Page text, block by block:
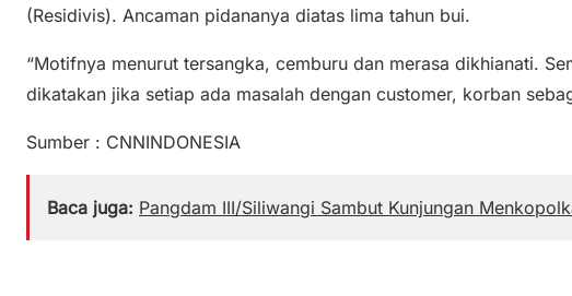
(Residivis). Ancaman pidananya diatas lima tahun bui.
“Motifnya menurut tersangka, cemburu dan merasa dikhianati.
dikatakan jika setiap ada masalah dengan customer, korban
Sumber : CNNINDONESIA
Baca juga: Pangdam III/Siliwangi Sambut Kunjungan